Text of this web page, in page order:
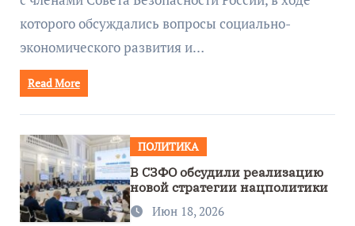
которого обсуждались вопросы социально-
экономического развития и…
Read More
ПОЛИТИКА
В СЗФО обсудили реализацию
новой стратегии нацполитики
Июн 18, 2026